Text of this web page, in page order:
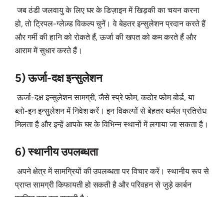
जब ठंडी जलवायु के लिए घर के डिज़ाइन में खिड़की का चयन करना
हो, तो ट्रिपल-ग्लेज़्ड विकल्प चुनें। वे बेहतर इन्सुलेशन प्रदान करते हैं
और गर्मी की हानि को रोकते हैं, ऊर्जा की खपत को कम करते हैं और
आराम में सुधार करते हैं।
5) ऊर्जा-दक्ष इन्सुलेशन
ऊर्जा-दक्ष इन्सुलेशन सामग्री, जैसे स्प्रे फोम, कठोर फोम बोर्ड, या
ब्लो-इन इन्सुलेशन में निवेश करें। इन विकल्पों से बेहतर थर्मल प्रतिरोध
मिलता है और इन्हें आपके घर के विभिन्न स्थानों में लगाया जा सकता है।
6) स्थानीय उपलब्धता
अपने क्षेत्र में सामग्रियों की उपलब्धता पर विचार करें। स्थानीय रूप से
प्राप्त सामग्री किफायती हो सकती है और परिवहन से जुड़े कार्बन